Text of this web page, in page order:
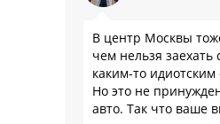
В центр Москвы
чем нельзя заехать
каким-то идиотским
Но это не
авто. Так что ваше